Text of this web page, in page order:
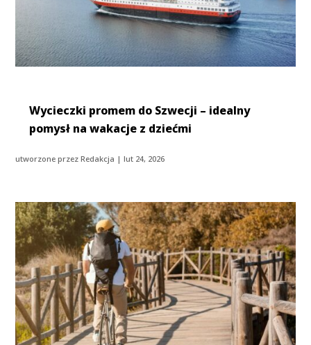
Wycieczki promem do Szwecji – idealny
pomysł na wakacje z dziećmi
utworzone przezRedakcja |lut 24, 2026